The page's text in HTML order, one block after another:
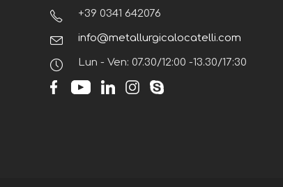
+39 0341 642076
info@metallurgicalocatelli.com
Lun - Ven: 07.30/12:00 -13.30/17:30